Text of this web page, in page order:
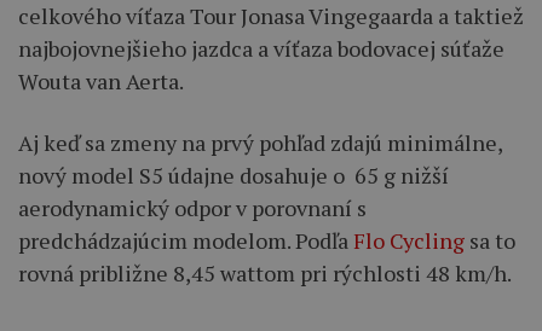
celkového víťaza Tour Jonasa Vingegaarda a taktiež
najbojovnejšieho jazdca a víťaza bodovacej súťaže
Wouta van Aerta.
Aj keď sa zmeny na prvý pohľad zdajú minimálne,
nový model S5 údajne dosahuje o 65 g nižší
aerodynamický odpor v porovnaní s
predchádzajúcim modelom. Podľa Flo Cycling sa to
rovná približne 8,45 wattom pri rýchlosti 48 km/h.